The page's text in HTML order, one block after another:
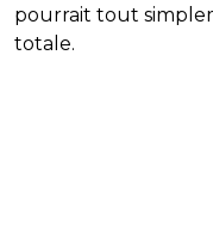
pourrait tout
totale.